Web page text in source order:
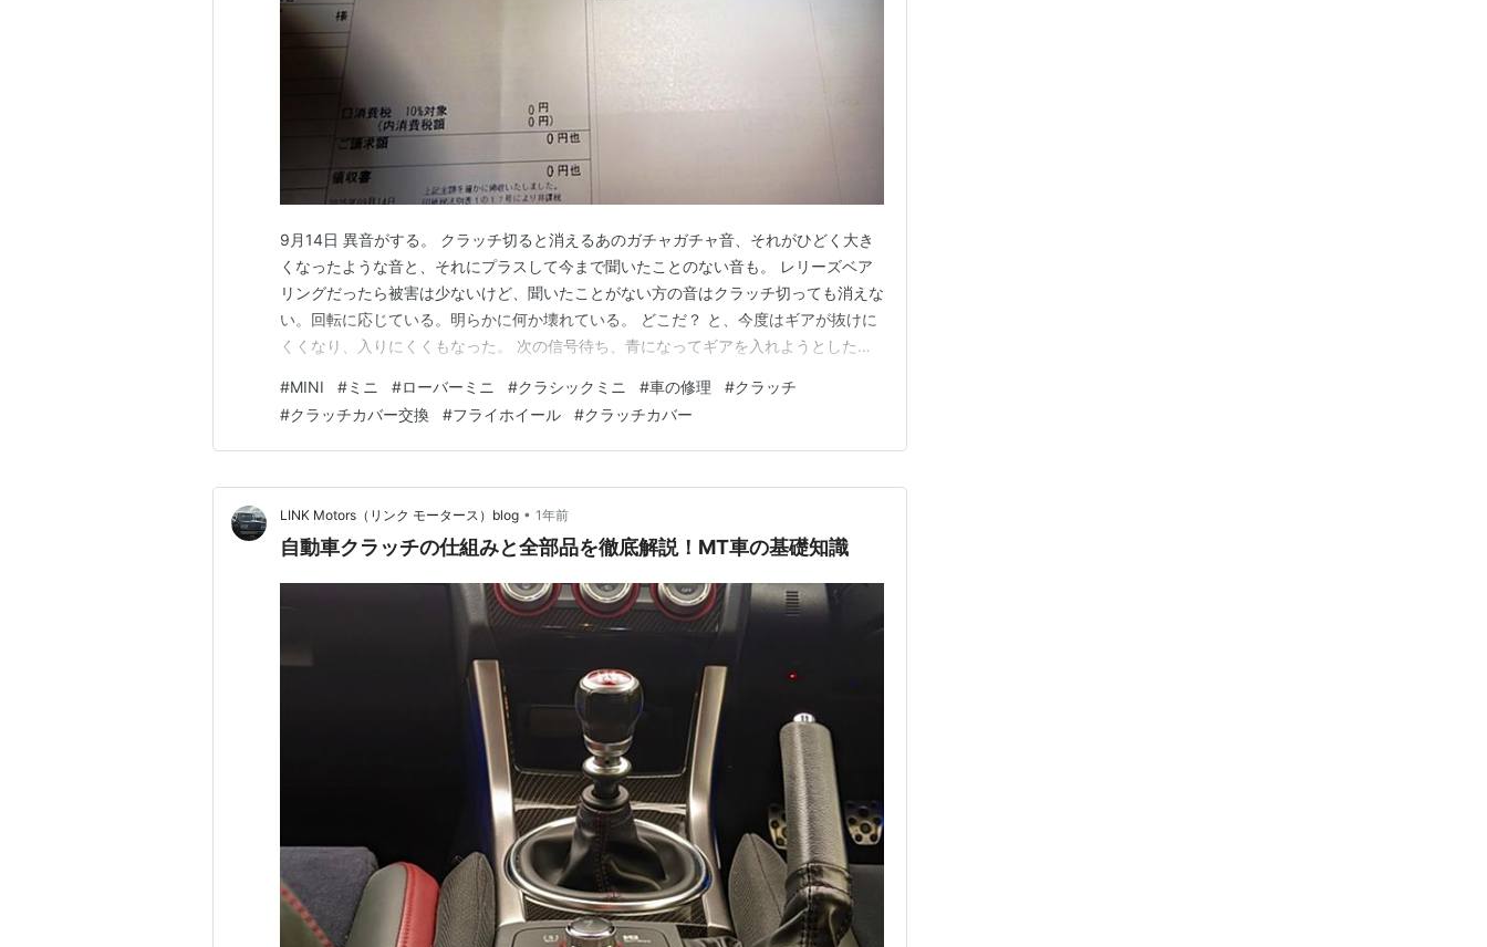
9月14日 異音がする。 クラッチ切ると消えるあのガチャガチャ音、それがひどく大き
くなったような音と、それにプラスして今まで聞いたことのない音も。 レリーズベア
リングだったら被害は少ないけど、聞いたことがない方の音はクラッチ切っても消えな
い。回転に応じている。明らかに何か壊れている。 どこだ？ と、今度はギアが抜けに
くくなり、入りにくくもなった。 次の信号待ち、青になってギアを入れようとした
JAFを呼びました… 自宅に搬送、最後は押してもらい車庫に入れました。 エンジン車
載のままでフライホイール外しました。 エンジ…
#MINI #ミニ #ローバーミニ #クラシックミニ #車の修理 #クラッチ
#クラッチカバー交換 #フライホイール #クラッチカバー
LINK Motors（リンク モータース）blog • 1年前
自動車クラッチの仕組みと全部品を徹底解説！MT車の基礎知識